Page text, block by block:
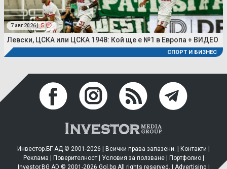
7 авг 2026 | 5
Левски, ЦСКА или ЦСКА 1948: Кой ще е №1 в Европа + ВИДЕО
СПОРТ И БИЗНЕС
Инвестор.БГ АД © 2001-2026 | Всички права запазени. | Контакти |
Реклама | Поверителност| Условия за ползване| Портфолио|
Investor.BG AD © 2001-2026 Gol.bg All rights reserved. | Advertising |